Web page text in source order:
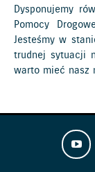
Dysponujemy
Pomocy
Jesteśmy w
trudnej sytuacji
warto mieć nasz